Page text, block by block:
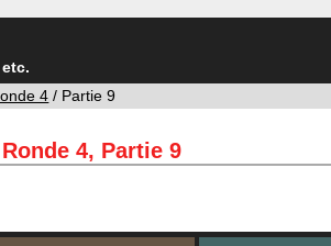
4 / Partie 9
4, Partie 9